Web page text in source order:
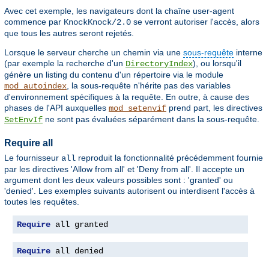
Avec cet exemple, les navigateurs dont la chaîne user-agent
commence par KnockKnock/2.0 se verront autoriser l'accès, alors
que tous les autres seront rejetés.
Lorsque le serveur cherche un chemin via une sous-requête interne
(par exemple la recherche d'un DirectoryIndex), ou lorsqu'il
génère un listing du contenu d'un répertoire via le module
mod_autoindex , la sous-requête n'hérite pas des variables
d'environnement spécifiques à la requête. En outre, à cause des
phases de l'API auxquelles mod_setenvif prend part, les directives
SetEnvIf ne sont pas évaluées séparément dans la sous-requête.
Require all
Le fournisseur all reproduit la fonctionnalité précédemment fournie
par les directives 'Allow from all' et 'Deny from all'. Il accepte un
argument dont les deux valeurs possibles sont : 'granted' ou
'denied'. Les exemples suivants autorisent ou interdisent l'accès à
toutes les requêtes.
Require all granted
Require all denied